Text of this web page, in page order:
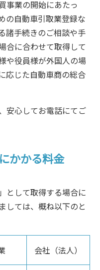
事業の開始にあたっ
の自動車引取業登録な
諸手続きのご相談や手
合に合わせて取得して
や役員様が外国人の場
応じた自動車商の総合
安心してお電話にてご
かかる料金
として取得する場合に
しては、概ね以下のと
会社（法人）